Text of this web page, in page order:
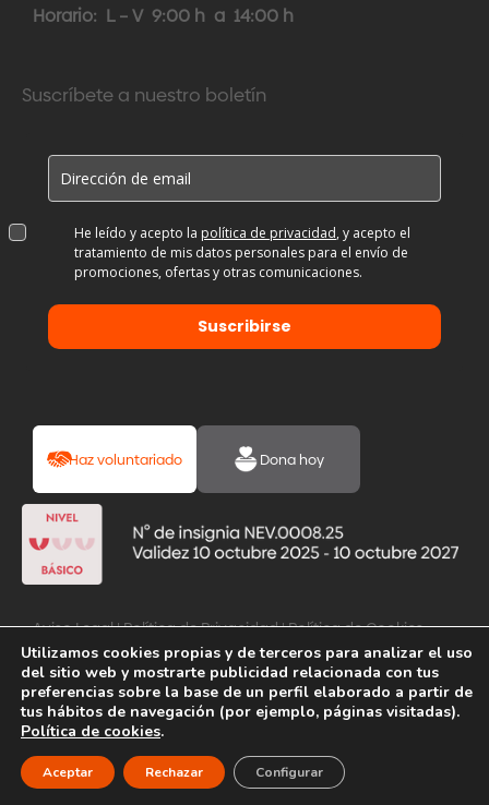
Horario: L – V 9:00 h a 14:00 h
Suscríbete a nuestro boletín
He leído y acepto la política de privacidad, y acepto el
tratamiento de mis datos personales para el envío de
promociones, ofertas y otras comunicaciones.
Suscribirse
Haz voluntariado Dona hoy
Aviso Legal|Política de Privacidad|Política de Cookies
Utilizamos cookies propias y de terceros para analizar el uso
del sitio web y mostrarte publicidad relacionada con tus
preferencias sobre la base de un perfil elaborado a partir de
tus hábitos de navegación (por ejemplo, páginas visitadas).
Política de cookies.
Aceptar Rechazar Configurar